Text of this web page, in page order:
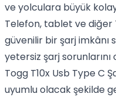
ve yolculara büyük
Telefon, tablet ve diğer
güvenilir bir şarj imkânı
yetersiz şarj sorunlarını
Togg T10x Usb Type C
uyumlu olacak şekilde